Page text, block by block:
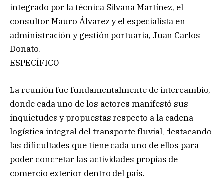
integrado por la técnica Silvana Martínez, el
consultor Mauro Álvarez y el especialista en
administración y gestión portuaria, Juan Carlos
Donato.
ESPECÍFICO
La reunión fue fundamentalmente de intercambio,
donde cada uno de los actores manifestó sus
inquietudes y propuestas respecto a la cadena
logística integral del transporte fluvial, destacando
las dificultades que tiene cada uno de ellos para
poder concretar las actividades propias de
comercio exterior dentro del país.